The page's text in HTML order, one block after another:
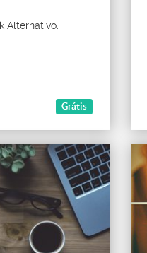
Alternativo.
Grátis